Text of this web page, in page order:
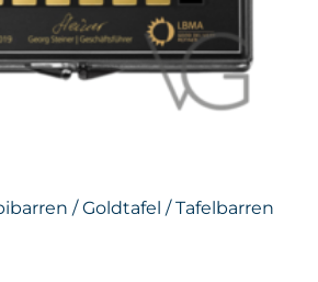
/ Goldtafel / Tafelbarren